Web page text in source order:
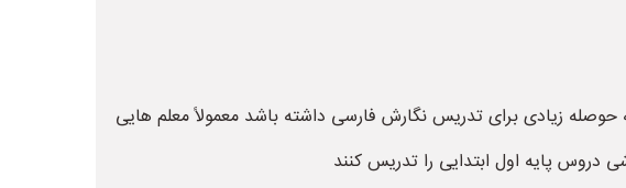
زیادی برای تدریس نگارش فارسی داشته باشد معمولاً معلم هایی
دروس پایه اول ابتدایی را تدریس کنند